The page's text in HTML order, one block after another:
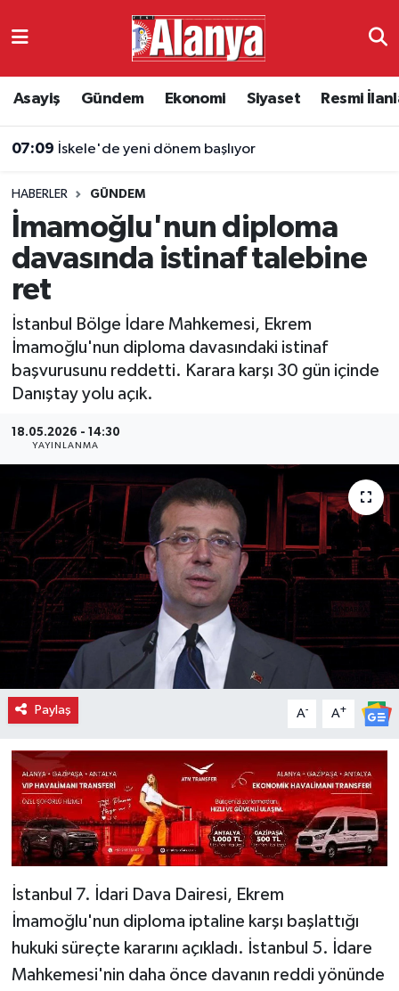
Asayiş Gündem Ekonomi Siyaset Resmi
07:09 İskele'de yeni dönem başlıyor
HABERLER GÜNDEM
İmamoğlu'nun diploma
davasında istinaf talebine
ret
İstanbul Bölge İdare Mahkemesi, Ekrem
İmamoğlu'nun diploma davasındaki istinaf
başvurusunu reddetti. Karara karşı 30 gün içinde
Danıştay yolu açık.
18.05.2026 - 14:30
YAYINLANMA
Paylaş A- A+
İstanbul 7. İdari Dava Dairesi, Ekrem
İmamoğlu'nun diploma iptaline karşı başlattığı
hukuki süreçte kararını açıkladı. İstanbul 5. İdare
Mahkemesi'nin daha önce davanın reddi yönünde
Ekonomi
Resmi İlanlar
Alanyaspor
Turizm
E-Gazete
Antalya Namaz Vakitleri
Süper Lig Puan Durumu ve Fikstür
Tüm Manşetler
Son Dakika Haberleri
Haber Arşivi